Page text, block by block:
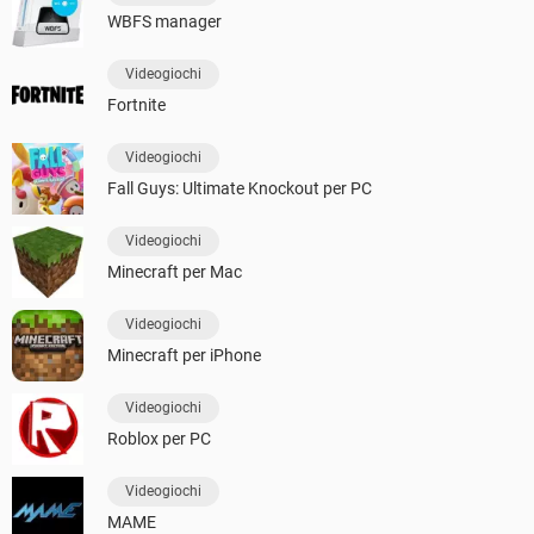
WBFS manager
Videogiochi
Fortnite
Videogiochi
Fall Guys: Ultimate Knockout per PC
Videogiochi
Minecraft per Mac
Videogiochi
Minecraft per iPhone
Videogiochi
Roblox per PC
Videogiochi
MAME